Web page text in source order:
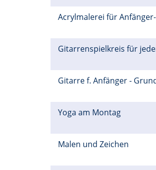
Acrylmalerei für
Gitarrenspielkreis für
Gitarre f. Anfänger -
Yoga am Montag
Malen und Zeichen